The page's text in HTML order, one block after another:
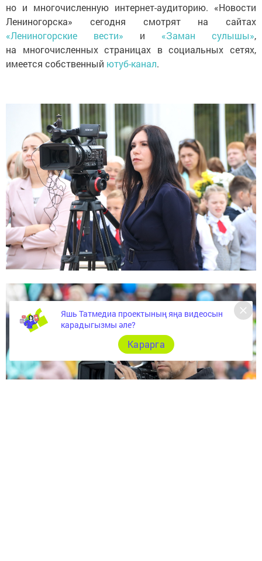
но и многочисленную интернет-аудиторию. «Новости
Лениногорска» сегодня смотрят на сайтах
«Лениногорские вести» и «Заман сулышы»,
на многочисленных страницах в социальных сетях,
имеется собственный ютуб-канал.
Яшь Татмедиа проектының яңа видеосын
карадыгызмы әле?
Карарга